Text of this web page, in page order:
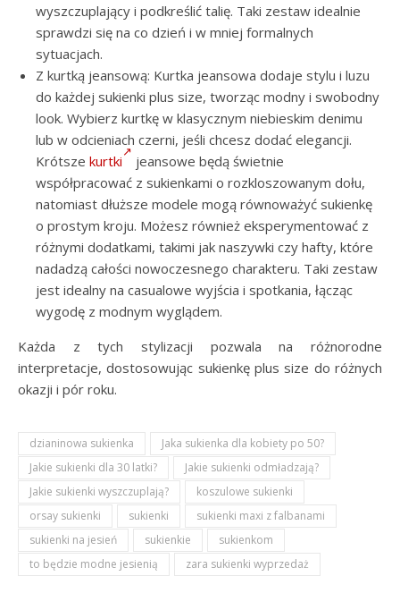
wyszczuplający i podkreślić talię. Taki zestaw idealnie
sprawdzi się na co dzień i w mniej formalnych
sytuacjach.
Z kurtką jeansową: Kurtka jeansowa dodaje stylu i luzu
do każdej sukienki plus size, tworząc modny i swobodny
look. Wybierz kurtkę w klasycznym niebieskim denimu
lub w odcieniach czerni, jeśli chcesz dodać elegancji.
Krótsze kurtki
jeansowe będą świetnie
współpracować z sukienkami o rozkloszowanym dołu,
natomiast dłuższe modele mogą równoważyć sukienkę
o prostym kroju. Możesz również eksperymentować z
różnymi dodatkami, takimi jak naszywki czy hafty, które
nadadzą całości nowoczesnego charakteru. Taki zestaw
jest idealny na casualowe wyjścia i spotkania, łącząc
wygodę z modnym wyglądem.
Każda z tych stylizacji pozwala na różnorodne
interpretacje, dostosowując sukienkę plus size do różnych
okazji i pór roku.
dzianinowa sukienka
Jaka sukienka dla kobiety po 50?
Jakie sukienki dla 30 latki?
Jakie sukienki odmładzają?
Jakie sukienki wyszczuplają?
koszulowe sukienki
orsay sukienki
sukienki
sukienki maxi z falbanami
sukienki na jesień
sukienkie
sukienkom
to będzie modne jesienią
zara sukienki wyprzedaż